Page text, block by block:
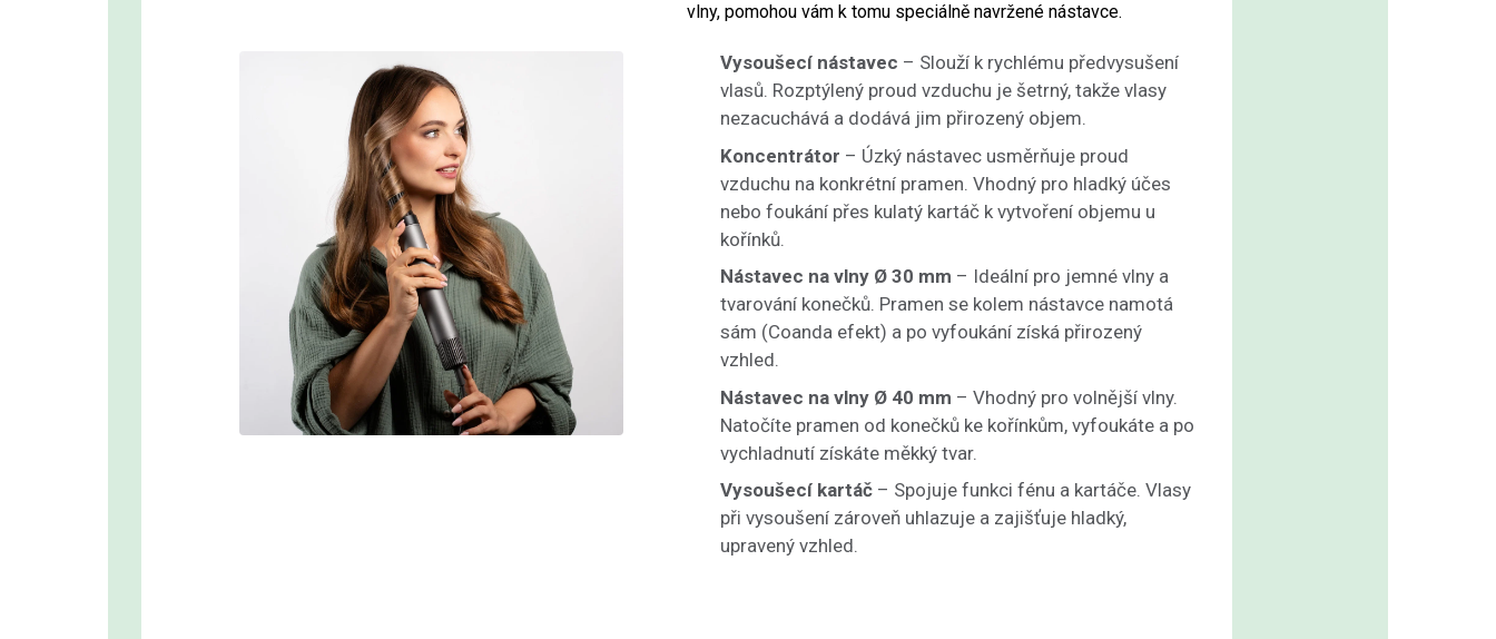
vlny, pomohou vám k tomu speciálně navržené nástavce.
Vysoušecí nástavec – Slouží k rychlému předvysušení
vlasů. Rozptýlený proud vzduchu je šetrný, takže vlasy
nezacuchává a dodává jim přirozený objem.
Koncentrátor – Úzký nástavec usměrňuje proud
vzduchu na konkrétní pramen. Vhodný pro hladký účes
nebo foukání přes kulatý kartáč k vytvoření objemu u
kořínků.
Nástavec na vlny Ø 30 mm – Ideální pro jemné vlny a
tvarování konečků. Pramen se kolem nástavce namotá
sám (Coanda efekt) a po vyfoukání získá přirozený
vzhled.
Nástavec na vlny Ø 40 mm – Vhodný pro volnější vlny.
Natočíte pramen od konečků ke kořínkům, vyfoukáte a po
vychladnutí získáte měkký tvar.
Vysoušecí kartáč– Spojuje funkci fénu a kartáče. Vlasy
při vysoušení zároveň uhlazuje a zajišťuje hladký,
upravený vzhled.